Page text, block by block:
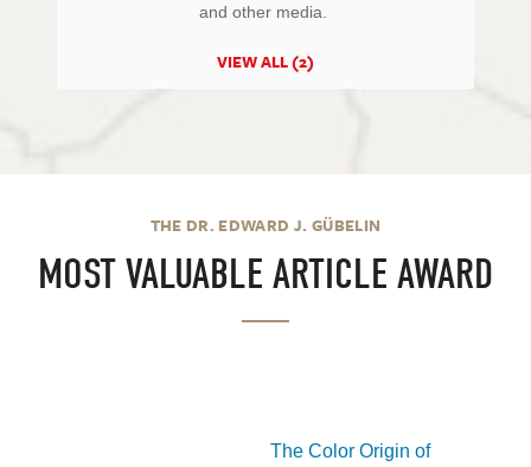
and other media.
VIEW ALL (2)
THE DR. EDWARD J. GÜBELIN
MOST VALUABLE ARTICLE AWARD
The Color Origin of